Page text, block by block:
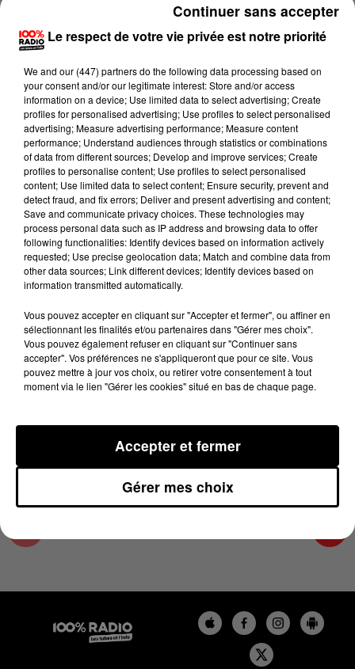
Lecture (2 min 15 sec)
100%
100% Radio les infos des Hautes-Pyrénées
28 janvier 2025 - 2 min 15 sec
LES INFOS DES HAUTES-PYRÉNÉES DU
28/01/2025 À 11H00
Podcasts infos des Hautes-Pyrénées
Le respect de votre vie privée est notre priorité
We and our (447) partnersdo the following data processing based on
your consent and/or our legitimate interest: Store and/or access
information on a device; Use limited data to select advertising; Create
profiles for personalised advertising; Use profiles to select personalised
advertising; Measure advertising performance; Measure content
performance; Understand audiences through statistics or combinations
of data from different sources; Develop and improve services; Create
profiles to personalise content; Use profiles to select personalised
content; Use limited data to select content; Ensure security, prevent and
detect fraud, and fix errors; Deliver and present advertising and content;
Save and communicate privacy choices. These technologies may
process personal data such as IP address and browsing data to offer
following functionalities: Identify devices based on information actively
requested; Use precise geolocation data; Match and combine data from
other data sources; Link different devices; Identify devices based on
information transmitted automatically.
Vous pouvez accepter en cliquant sur "Accepter et fermer", ou affiner en
sélectionnant les finalités et/ou partenaires dans "Gérer mes choix".
Vous pouvez également refuser en cliquant sur "Continuer sans
accepter". Vos préférences ne s'appliqueront que pour ce site. Vous
pouvez mettre à jour vos choix, ou retirer votre consentement à tout
moment via le lien "Gérer les cookies" situé en bas de chaque page.
Gérer mes choix
Accepter et fermer
Continuer sans accepter